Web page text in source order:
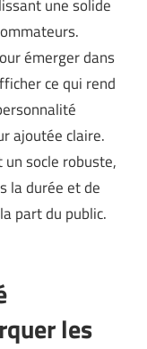
une solide
émerger dans
ce qui rend
ajoutée claire.
socle robuste,
la durée et de
part du public.
les